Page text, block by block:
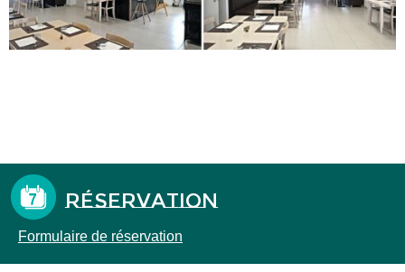
Réservation
Formulaire de réservation